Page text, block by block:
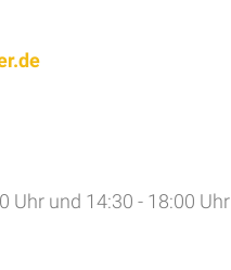
Uhr und 14:30 - 18:00 Uhr